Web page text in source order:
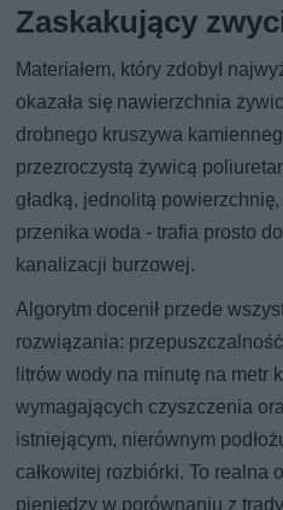
Zaskakujący
Materiałem, który zdobył
okazała się nawierzchnia
drobnego kruszywa
przezroczystą żywicą
gładką, jednolitą
przenika woda - trafia prosto
kanalizacji burzowej.
Algorytm docenił przede
rozwiązania:
litrów wody na minutę na metr
wymagających czyszczenia
istniejącym, nierównym
całkowitej rozbiórki. To realna
pieniędzy w porównaniu z